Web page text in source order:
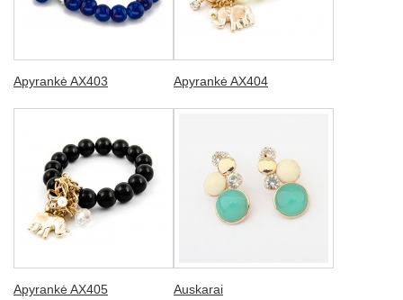
Apyrankė AX403 Apyrankė AX404
Apyrankė AX405 Auskarai